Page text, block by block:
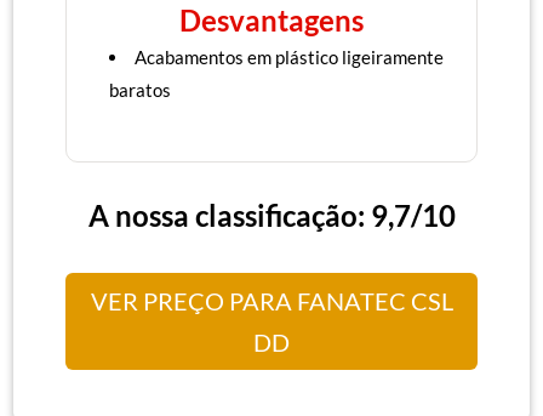
Desvantagens
Acabamentos em plástico ligeiramente
baratos
A nossa classificação: 9,7/10
VER PREÇO PARA FANATEC CSL
DD